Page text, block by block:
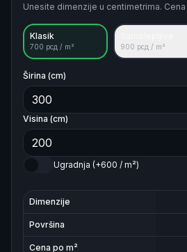
Unesite dimenzije u centimetrima. Cena
Klasik
700 рсд / m² 900 рсд / m²
Širina (cm)
Visina (cm)
Ugradnja (+600 / m²)
Dimenzije
Površina
Cena po m²